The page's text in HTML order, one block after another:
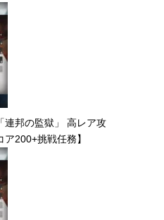
連邦の監獄」 高レア攻
200+挑戦任務】